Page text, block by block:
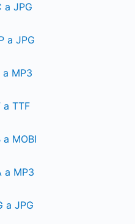
a JPG
a JPG
MP3
a TTF
a MOBI
a MP3
a JPG